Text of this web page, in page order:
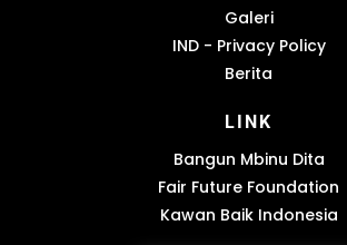
Galeri
IND - Privacy Policy
Berita
LINK
Bangun Mbinu Dita
Fair Future Foundation
Kawan Baik Indonesia